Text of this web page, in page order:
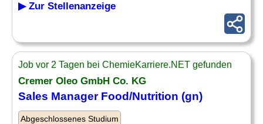
▶ Zur Stellenanzeige
Job vor 2 Tagen bei ChemieKarriere.NET gefunden
Cremer Oleo GmbH Co. KG
Sales Manager Food/Nutrition (gn)
Abgeschlossenes Studium